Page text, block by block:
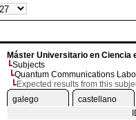
Máster Universitario en Ciencia
Subjects
Quantum Communications
Expected results from this
galego
castellano